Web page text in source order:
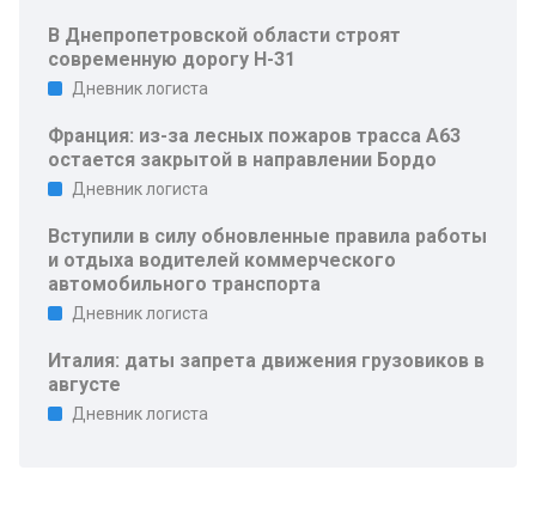
В Днепропетровской области строят
современную дорогу Н-31
Дневник логиста
Франция: из-за лесных пожаров трасса A63
остается закрытой в направлении Бордо
Дневник логиста
Вступили в силу обновленные правила работы
и отдыха водителей коммерческого
автомобильного транспорта
Дневник логиста
Италия: даты запрета движения грузовиков в
августе
Дневник логиста